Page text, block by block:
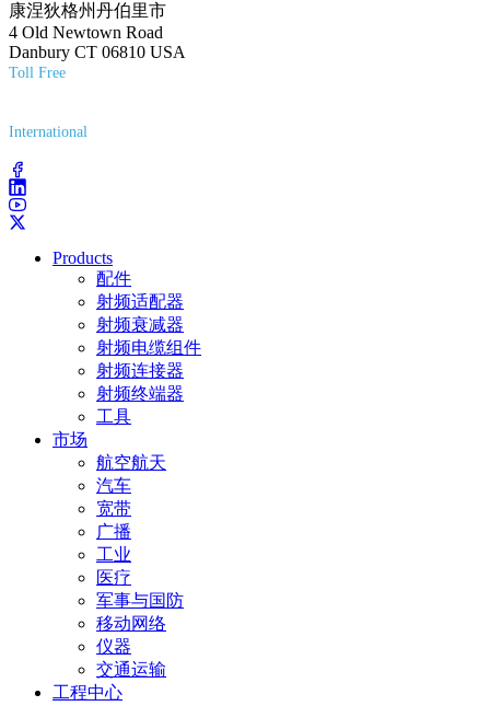
康涅狄格州丹伯里市
4 Old Newtown Road
Danbury CT 06810 USA
Toll Free
International
Products
配件
射频适配器
射频衰减器
射频电缆组件
射频连接器
射频终端器
工具
市场
航空航天
汽车
宽带
广播
工业
医疗
军事与国防
移动网络
仪器
交通运输
工程中心